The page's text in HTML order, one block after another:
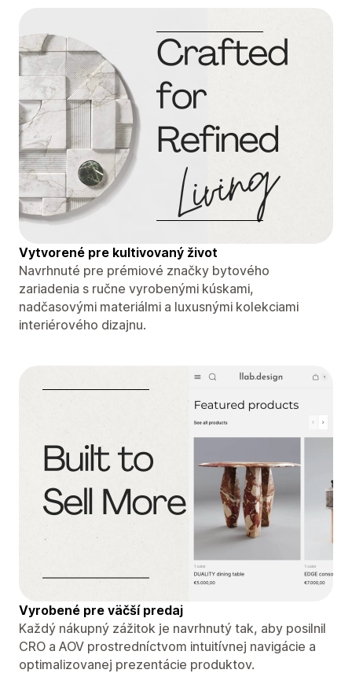
Vytvorené pre kultivovaný život
Navrhnuté pre prémiové značky bytového
zariadenia s ručne vyrobenými kúskami,
nadčasovými materiálmi a luxusnými kolekciami
interiérového dizajnu.
Vyrobené pre väčší predaj
Každý nákupný zážitok je navrhnutý tak, aby posilnil
CRO a AOV prostredníctvom intuitívnej navigácie a
optimalizovanej prezentácie produktov.